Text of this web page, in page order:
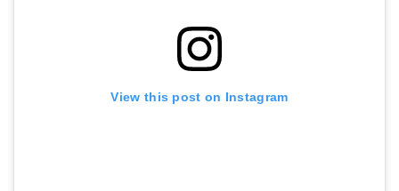
View this post on Instagram